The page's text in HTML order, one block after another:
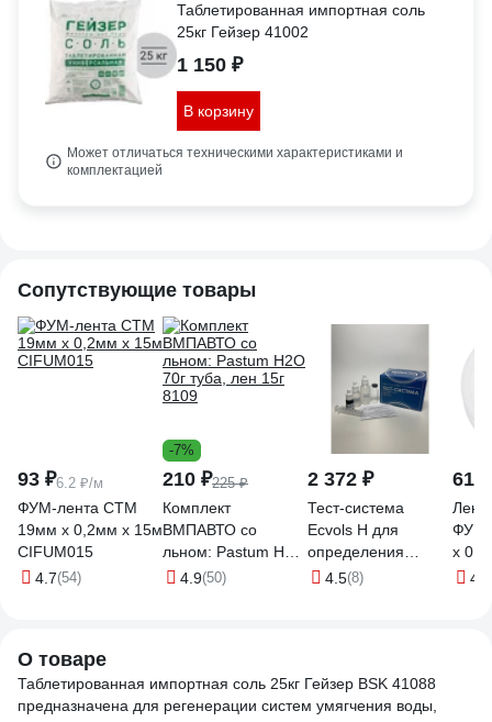
Таблетированная импортная соль
25кг Гейзер 41002
1 150 ₽
В корзину
Может отличаться техническими характеристиками и
комплектацией
Сопутствующие товары
93 ₽6.2 ₽/м
ФУМ-лента СТМ
19мм х 0,2мм х 15м
CIFUM015
4.7(54)
-7%
210 ₽225 ₽
Комплект
ВМПАВТО со
льном: Pastum H2O
70г туба, лен 15г
4.9(50)
2 372 ₽
Тест-система
Ecvols H для
определения
общей жесткости
4.5(8)
61 ₽
ФУМ
х
4.9
О товаре
Таблетированная импортная соль 25кг Гейзер BSK 41088
предназначена для регенерации систем умягчения воды,